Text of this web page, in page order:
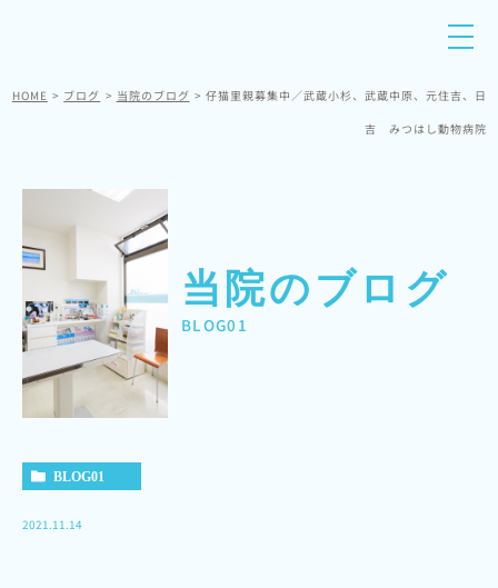
HOME ブログ 当院のブログ
仔猫里親募集中／武蔵小杉、武蔵中原、元住吉、日
吉 みつはし動物病院
当院のブログ
BLOG01
BLOG01
2021.11.14